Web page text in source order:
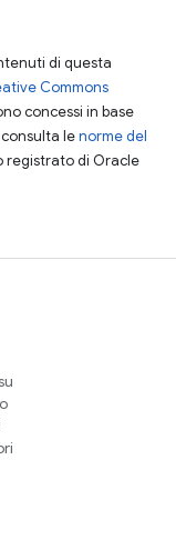
di questa
Commons
concessi in base
lenorme del
registrato di Oracle